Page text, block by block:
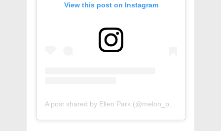
View this post on Instagram
A post shared by Ellen Park (@melon_parkk)